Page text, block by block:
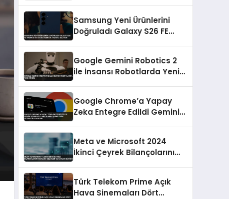
Samsung Yeni Ürünlerini
Doğruladı Galaxy S26 FE
Google Gemini Robotics 2
ile İnsansı Robotlarda Yeni
Google Chrome’a Yapay
Zeka Entegre Edildi Gemini
Yapacak
Meta ve Microsoft 2024
İkinci Çeyrek Bilançolarını
Türk Telekom Prime Açık
Hava Sinemaları Dört